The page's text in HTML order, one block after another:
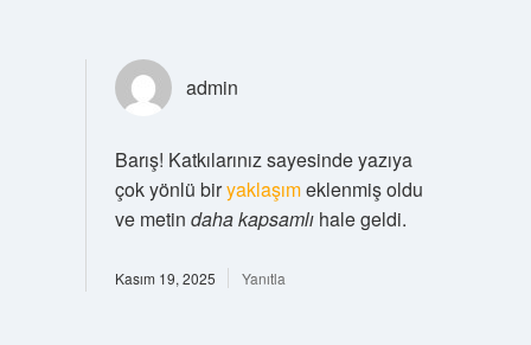
admin
Barış! Katkılarınız sayesinde yazıya
çok yönlü biryaklaşımeklenmiş oldu
ve metin daha kapsamlıhale geldi.
Kasım 19, 2025 Yanıtla